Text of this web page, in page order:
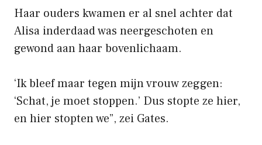
Haar ouders kwamen er al snel achter dat
Alisa inderdaad was neergeschoten en
gewond aan haar bovenlichaam.
‘Ik bleef maar tegen mijn vrouw zeggen:
‘Schat, je moet stoppen.’ Dus stopte ze hier,
en hier stopten we”, zei Gates.